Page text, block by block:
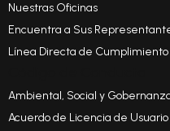
Nuestras Oficinas
Encuentra a Sus
Línea Directa de Cumplimiento
Ambiental, Social y
Acuerdo de Licencia de Usuario